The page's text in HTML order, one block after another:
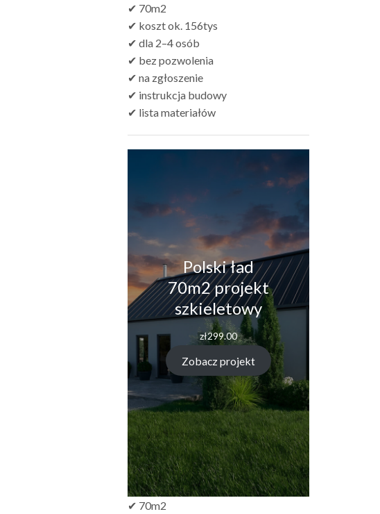
✔ 70m2
✔ koszt ok. 156tys
✔ dla 2–4 osób
✔ bez pozwolenia
✔ na zgłoszenie
✔ instrukcja budowy
✔ lista materiałów
Polski ład
70m2 projekt
szkieletowy
zł299.00
Zobacz projekt
✔ 70m2